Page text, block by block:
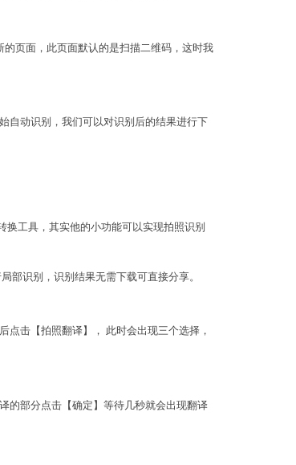
页面，此页面默认的是扫描二维码，这时我
自动识别，我们可以对识别后的结果进行下
换工具，其实他的小功能可以实现拍照识别
部识别，识别结果无需下载可直接分享。
点击【拍照翻译】， 此时会出现三个选择，
的部分点击【确定】等待几秒就会出现翻译